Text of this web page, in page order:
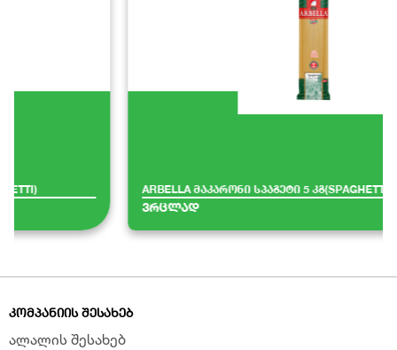
ARBELLA მაკარონი სპაგეტი 5 კგ(SPAGHETTI)
ვრცლად
ᲙᲝᲛᲞᲐᲜᲘᲘᲡ ᲨᲔᲡᲐᲮᲔᲑ
ალალის შესახებ